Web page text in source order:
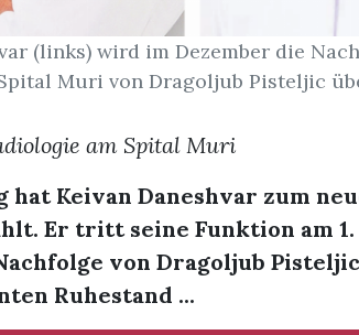
(links) wird im Dezember die
Muri von Dragoljub Pisteljic
am Spital Muri
Keivan Daneshvar zum
Er tritt seine Funktion am 1.
von Dragoljub
Ruhestand ...